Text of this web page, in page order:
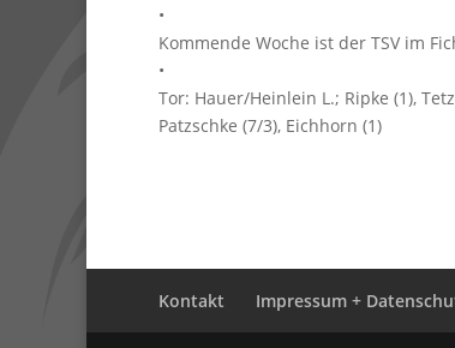
•
Kommende Woche ist der TSV im
•
Tor: Hauer/Heinlein L.; Ripke (1),
Patzschke (7/3), Eichhorn (1)
Kontakt Impressum +